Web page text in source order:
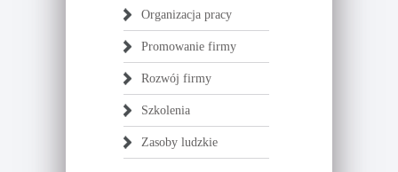
Organizacja pracy
Promowanie firmy
Rozwój firmy
Szkolenia
Zasoby ludzkie